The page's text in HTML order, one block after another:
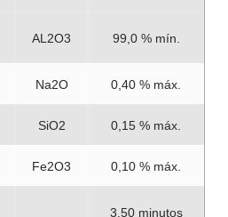
AL2O3 99,0 % mín.
Na2O 0,40 % máx.
SiO2 0,15 % máx.
Fe2O3 0,10 % máx.
3,50 minutos